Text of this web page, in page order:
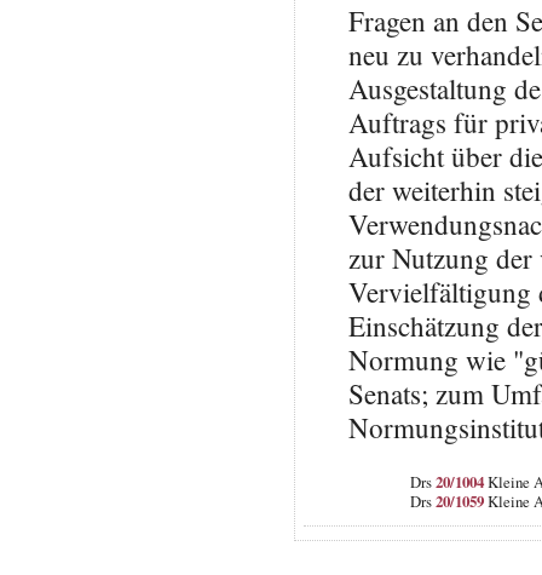
Fragen an den
neu zu
Ausgestaltung
Auftrags für
Aufsicht über
der weiterhin
zur Nutzung
Vervielfältigung
Einschätzung
Normung wie
Senats; zum
Drs20/1004Kleine
Drs20/1059Kleine